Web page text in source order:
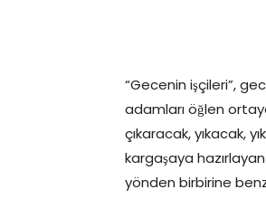
“Gecenin işçileri”,
adamları öğlen
çıkaracak, yıkacak,
kargaşaya
yönden birbirine